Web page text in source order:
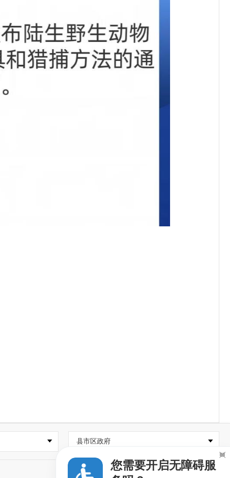
县市区政府
您需要开启无障碍服
